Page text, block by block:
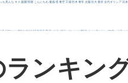
ち見んな キス 庭園 部屋 こんにちわ 素描 塔 青空 工場 巨木 青年 太陽 壮大 着衣 古代ギリシア 日
の三博士 114514 かっこいい 受胎告知 天から覗き込む顔 設計図 挿絵 群衆 親子 裸婦 可愛い ピサロ ＃名画で学ぶ「たるみ」 ニーソックス 躍動感 黄色 こわい コート 畦道 レンブラント・ sekkusu 暖かい バブみ 靴下 ショッ
ランキン